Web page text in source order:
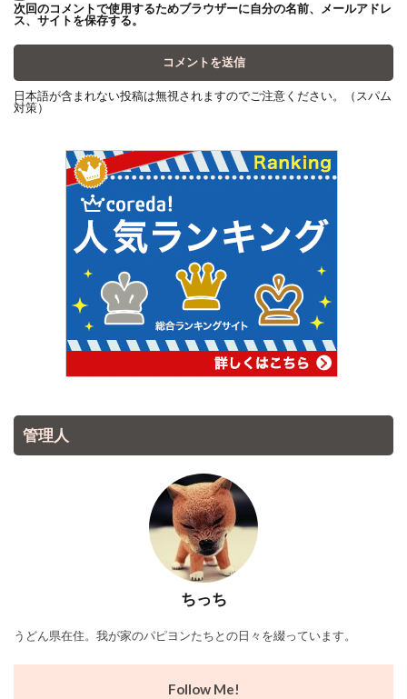
次回のコメントで使用するためブラウザーに自分の名前、メールアドレ
ス、サイトを保存する。
日本語が含まれない投稿は無視されますのでご注意ください。（スパム
対策）
管理人
ちっち
うどん県在住。我が家のパピヨンたちとの日々を綴っています。
Follow Me!